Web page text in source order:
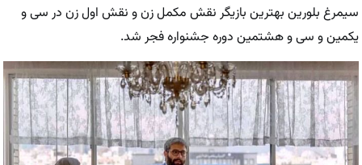
سیمرغ بلورین بهترین بازیگر نقش مکمل زن و نقش اول زن در سی و
یکمین و سی و هشتمین دوره جشنواره فجر شد.